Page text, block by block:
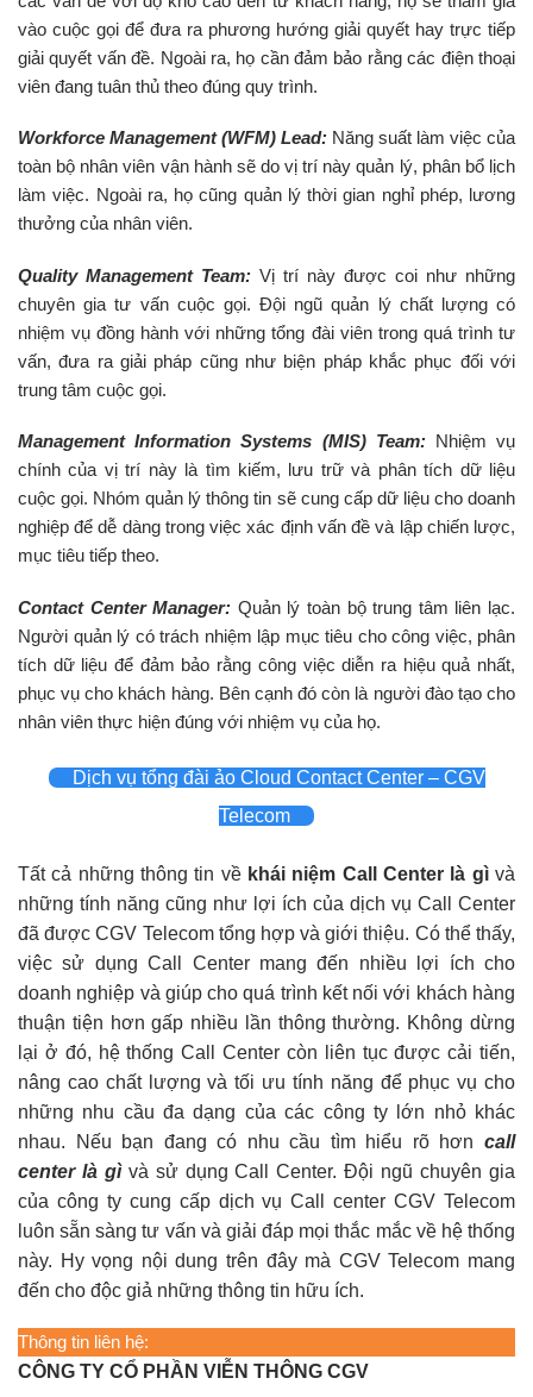
vào cuộc gọi để đưa ra phương hướng giải quyết hay trực tiếp
giải quyết vấn đề. Ngoài ra, họ cần đảm bảo rằng các điện thoại
viên đang tuân thủ theo đúng quy trình.
Workforce Management (WFM) Lead: Năng suất làm việc của
toàn bộ nhân viên vận hành sẽ do vị trí này quản lý, phân bổ lịch
làm việc. Ngoài ra, họ cũng quản lý thời gian nghỉ phép, lương
thưởng của nhân viên.
Quality Management Team: Vị trí này được coi như những
chuyên gia tư vấn cuộc gọi. Đội ngũ quản lý chất lượng có
nhiệm vụ đồng hành với những tổng đài viên trong quá trình tư
vấn, đưa ra giải pháp cũng như biện pháp khắc phục đối với
trung tâm cuộc gọi.
Management Information Systems (MIS) Team:Nhiệm vụ
chính của vị trí này là tìm kiếm, lưu trữ và phân tích dữ liệu
cuộc gọi. Nhóm quản lý thông tin sẽ cung cấp dữ liệu cho doanh
nghiệp để dễ dàng trong việc xác định vấn đề và lập chiến lược,
mục tiêu tiếp theo.
Contact Center Manager: Quản lý toàn bộ trung tâm liên lạc.
Người quản lý có trách nhiệm lập mục tiêu cho công việc, phân
tích dữ liệu để đảm bảo rằng công việc diễn ra hiệu quả nhất,
phục vụ cho khách hàng. Bên cạnh đó còn là người đào tạo cho
nhân viên thực hiện đúng với nhiệm vụ của họ.
Dịch vụ tổng đài ảo Cloud Contact Center – CGV
Telecom
Tất cả những thông tin về khái niệm Call Center là gìvà
những tính năng cũng như lợi ích của dịch vụ Call Center
đã được CGV Telecom tổng hợp và giới thiệu. Có thể thấy,
việc sử dụng Call Center mang đến nhiều lợi ích cho
doanh nghiệp và giúp cho quá trình kết nối với khách hàng
thuận tiện hơn gấp nhiều lần thông thường. Không dừng
lại ở đó, hệ thống Call Center còn liên tục được cải tiến,
nâng cao chất lượng và tối ưu tính năng để phục vụ cho
những nhu cầu đa dạng của các công ty lớn nhỏ khác
nhau. Nếu bạn đang có nhu cầu tìm hiểu rõ hơn call
center là gìvà sử dụng Call Center. Đội ngũ chuyên gia
của công ty cung cấp dịch vụ Call center CGV Telecom
luôn sẵn sàng tư vấn và giải đáp mọi thắc mắc về hệ thống
này. Hy vọng nội dung trên đây mà CGV Telecom mang
đến cho độc giả những thông tin hữu ích.
Thông tin liên hệ:
CÔNG TY CỔ PHẦN VIỄN THÔNG CGV